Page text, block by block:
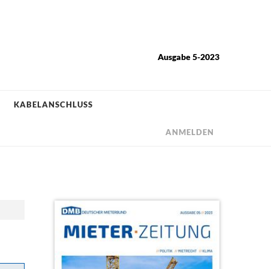
Ausgabe 5-2023
KABELANSCHLUSS
ANMELDEN